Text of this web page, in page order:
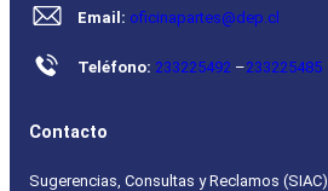
Email: oficinapartes@dep.cl
Teléfono: 233225492 –233225485
Contacto
Sugerencias, Consultas y Reclamos (SIAC)